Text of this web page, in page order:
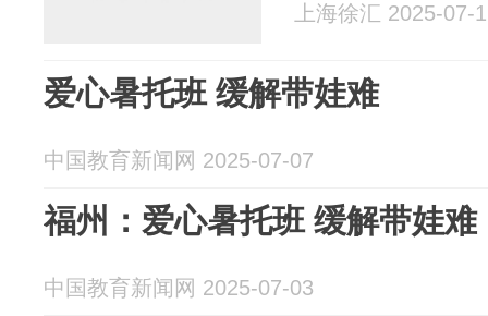
上海徐汇 2025-07-
爱心暑托班 缓解带娃难
中国教育新闻网 2025-07-07
福州：爱心暑托班 缓解带娃难
中国教育新闻网 2025-07-03